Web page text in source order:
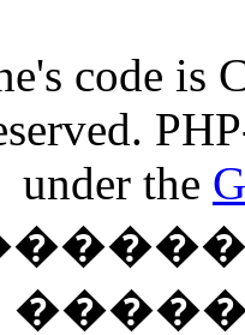
code
under the